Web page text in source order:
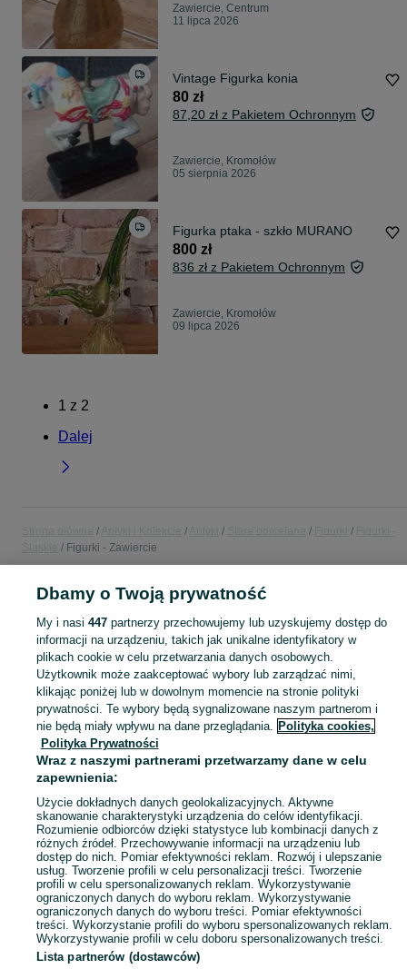
Zawiercie, Centrum
11 lipca 2026
Vintage Figurka konia
80 zł
87,20 zł z Pakietem Ochronnym
Zawiercie, Kromołów
05 sierpnia 2026
Figurka ptaka - szkło MURANO
800 zł
836 zł z Pakietem Ochronnym
Zawiercie, Kromołów
09 lipca 2026
1 z 2
Dalej
Figurki - Zawiercie
POLSKA » ŚLĄSKIE » ZAWIERCIE
KATEGORIA
Skorzystaj z największego serwisu ogłoszeniowego - Zawiercie i okolice! - kupuj lub sprzedawaj jeszcze wygodniej w kategorii Figurki! Zobacz
Mapa kategorii
Mapa miejscowości
Mapa ministron
Popularne wyszukiwania
Dbamy o Twoją prywatność
My i nasi 447partnerzy przechowujemy lub uzyskujemy dostęp do
informacji na urządzeniu, takich jak unikalne identyfikatory w
plikach cookie w celu przetwarzania danych osobowych.
Użytkownik może zaakceptować wybory lub zarządzać nimi,
klikając poniżej lub w dowolnym momencie na stronie polityki
prywatności. Te wybory będą sygnalizowane naszym partnerom i
nie będą miały wpływu na dane przeglądania. Polityka cookies,
Polityka Prywatności
Wraz z naszymi partnerami przetwarzamy dane w celu
zapewnienia:
Użycie dokładnych danych geolokalizacyjnych. Aktywne
skanowanie charakterystyki urządzenia do celów identyfikacji.
Rozumienie odbiorców dzięki statystyce lub kombinacji danych z
różnych źródeł. Przechowywanie informacji na urządzeniu lub
dostęp do nich. Pomiar efektywności reklam. Rozwój i ulepszanie
usług. Tworzenie profili w celu personalizacji treści. Tworzenie
profili w celu spersonalizowanych reklam. Wykorzystywanie
ograniczonych danych do wyboru reklam. Wykorzystywanie
ograniczonych danych do wyboru treści. Pomiar efektywności
treści. Wykorzystanie profili do wyboru spersonalizowanych reklam.
Wykorzystywanie profili w celu doboru spersonalizowanych treści.
Lista partnerów (dostawców)